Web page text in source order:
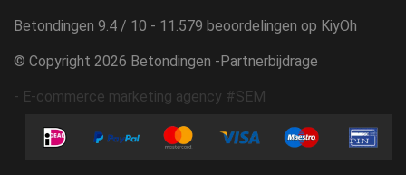
Betondingen 9.4 / 10 - 11.579 beoordelingen op KiyOh
© Copyright 2026 Betondingen - Partnerbijdrage
- E-commerce marketing agency #SEM